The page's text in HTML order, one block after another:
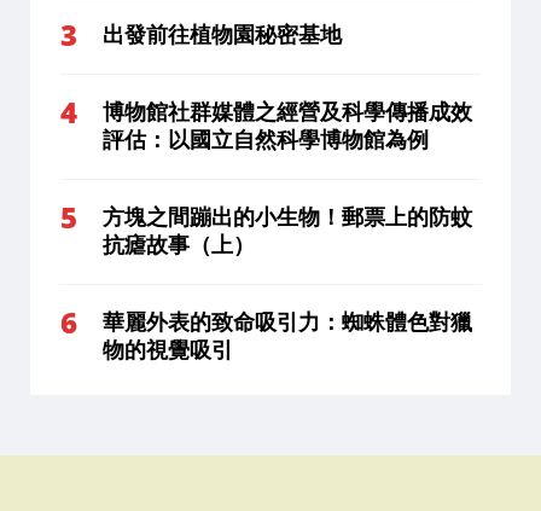
出發前往植物園秘密基地
博物館社群媒體之經營及科學傳播成效
評估：以國立自然科學博物館為例
方塊之間蹦出的小生物！郵票上的防蚊
抗瘧故事（上）
華麗外表的致命吸引力：蜘蛛體色對獵
物的視覺吸引